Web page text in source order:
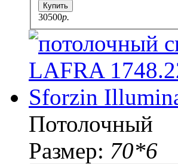
Купить
30500p.
Потолочный
Размер: 70*6